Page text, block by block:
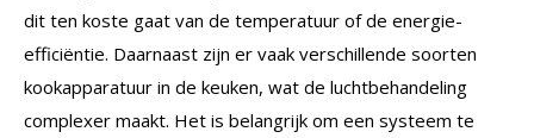
dit ten koste gaat van de temperatuur of de energie-
efficiëntie. Daarnaast zijn er vaak verschillende soorten
kookapparatuur in de keuken, wat de luchtbehandeling
complexer maakt. Het is belangrijk om een systeem te